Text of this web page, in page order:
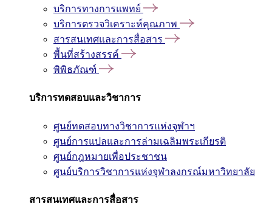
บริการทางการแพทย์
บริการตรวจวิเคราะห์คุณภาพ
สารสนเทศและการสื่อสาร
พื้นที่สร้างสรรค์
พิพิธภัณฑ์
บริการทดสอบและวิชาการ
ศูนย์ทดสอบทางวิชาการแห่งจุฬาฯ
ศูนย์การแปลและการล่ามเฉลิมพระเกียรติ
ศูนย์กฎหมายเพื่อประชาชน
ศูนย์บริการวิชาการแห่งจุฬาลงกรณ์มหาวิทยาลัย
สารสนเทศและการสื่อสาร